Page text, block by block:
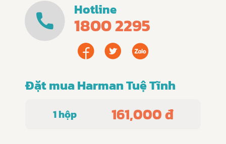
Đặt mua Harman Tuệ Tĩnh
1 hộp 161,000 đ
Hotline
1800 2295